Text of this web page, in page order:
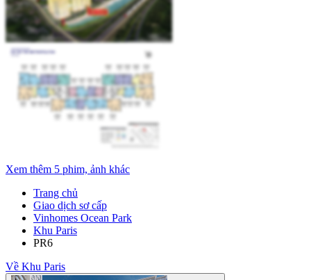
Xem thêm 5 phim, ảnh khác
Trang chủ
Giao dịch sơ cấp
Vinhomes Ocean Park
Khu Paris
PR6
Về Khu Paris